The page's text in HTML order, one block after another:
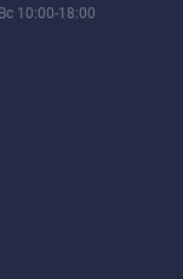
10:00-18:00